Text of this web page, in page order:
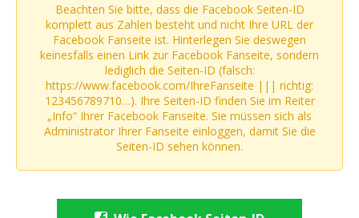
Beachten Sie bitte, dass die Facebook Seiten-ID
komplett aus Zahlen besteht und nicht Ihre URL der
Facebook Fanseite ist. Hinterlegen Sie deswegen
keinesfalls einen Link zur Facebook Fanseite, sondern
lediglich die Seiten-ID (falsch:
https://www.facebook.com/IhreFanseite ||| richtig:
123456789710…). Ihre Seiten-ID finden Sie im Reiter
„Info“ Ihrer Facebook Fanseite. Sie müssen sich als
Administrator Ihrer Fanseite einloggen, damit Sie die
Seiten-ID sehen können.